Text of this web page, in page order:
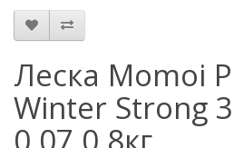
Леска Momoi
Winter Strong